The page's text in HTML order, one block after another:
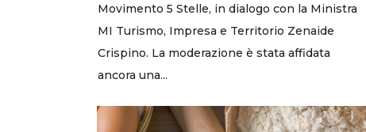
Movimento 5 Stelle, in dialogo con la Ministra
MI Turismo, Impresa e Territorio Zenaide
Crispino. La moderazione è stata affidata
ancora una...